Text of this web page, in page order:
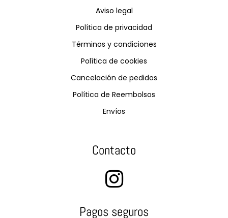
Aviso legal
Política de privacidad
Términos y condiciones
Política de cookies
Cancelación de pedidos
Política de Reembolsos
Envíos
Contacto
Pagos seguros